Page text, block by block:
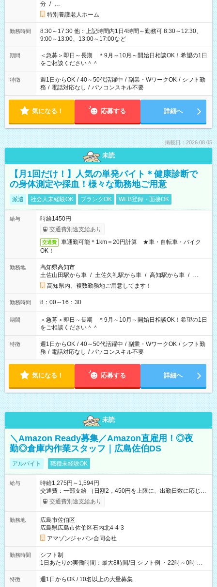
分 / …
特別養護老人ホーム
勤務時間
8:30～17:30 他：上記時間内1日4時間～勤務可 8:30～12:30、
9:00～13:00、13:00～17:00など
期間
＜急募＞即日～長期 ＊9月～10月～開始日相談OK！希望の1日
をご相談ください＾＾
特徴 週1日からOK / 40～50代活躍中 / 副業・WワークOK / シフト勤
務 / 電話対応なし / パソコンスキル不要
気になる！ 応募する 詳細へ
掲載日：2026.08.05
未読
【月1回だけ！】人気の単発バイト＊健康診断で
の身体測定や採血！様々な勤務地ご用意
派遣 社会人未経験OK ブランクOK WEB登録・面接OK
給与
時給1450円
交通費別途支給あり
交通費
車通勤可能＊1km＝20円計算 ★車・自転車・バイク
OK！
勤務地
高知県高知市
土佐山田駅から車 / 土佐久礼駅から車 / 高知駅から車 / …
高知県内、複数勤務地ご用意してます！
勤務時間 8：00～16：30
期間
＜急募＞即日～長期 ＊9月～10月～開始日相談OK！希望の1日
をご相談ください＾＾
特徴 週1日からOK / 40～50代活躍中 / 副業・WワークOK / シフト勤
務 / 電話対応なし / パソコンスキル不要
気になる！ 応募する 詳細へ
未読
＼Amazon Ready募集／Amazon直雇用！◎夜
勤◎倉庫内作業スタッフ｜広島佐伯DS
アルバイト 職種未経験OK
給与
時給1,275円～1,594円
交通費：一部支給 （日額2，450円を上限に、出勤日数に応じて
実費支給） ※22:00～翌5:00までは時給25%UP！ ■給与前払い
制度あり ※前払い額の上限あり、手数料無料（Amazon負担）
交通費別途支給あり
勤務地
広島市佐伯区
広島県広島市佐伯区石内北4-4-3
アマゾンジャパン合同会社
勤務時間
シフト制
1日あたりの実働時間：最大8時間/日 シフト例 ・22時～0時 入
社後、就業可能シフトをご確認の上、申請してください。
特徴 週1日からOK / 10名以上の大量募集